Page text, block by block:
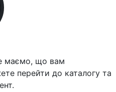
маємо, що вам
перейти до каталогу та